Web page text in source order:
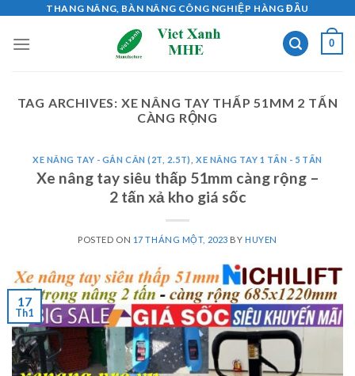
content
THANG NÂNG, BÀN NÂNG CÔNG NGHIỆP HÀNG ĐẦU
0
TAG ARCHIVES: XE NÂNG TAY THẤP 51MM 2 TẤN
CÀNG RỘNG
XE NÂNG TAY - GẮN CÂN (2T, 2.5T) ,XE NÂNG TAY 1 TẤN - 5 TẤN
Xe nâng tay siêu thấp 51mm càng rộng –
2 tấn xả kho giá sốc
POSTED ON 17 THÁNG MỘT, 2023 BYHUYEN
17
Th1